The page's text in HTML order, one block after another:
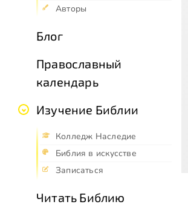
Авторы
Блог
Православный
календарь
Изучение Библии
Колледж Наследие
Библия в искусстве
Записаться
Читать Библию